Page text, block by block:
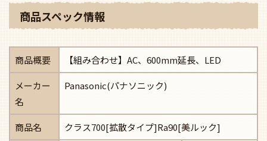
商品スペック情報
商品概要 【組み合わせ】AC、600mm延長、LED
メーカー
名
Panasonic(パナソニック)
商品名 クラス700[拡散タイプ]Ra90[美ルック]